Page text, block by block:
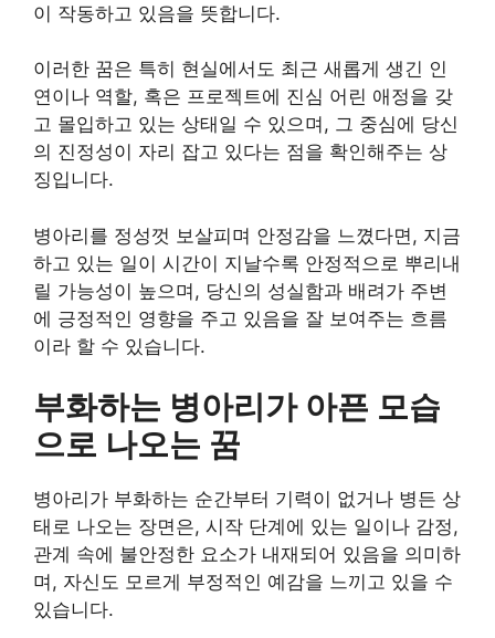
이 작동하고 있음을 뜻합니다.
이러한 꿈은 특히 현실에서도 최근 새롭게 생긴 인
연이나 역할, 혹은 프로젝트에 진심 어린 애정을 갖
고 몰입하고 있는 상태일 수 있으며, 그 중심에 당신
의 진정성이 자리 잡고 있다는 점을 확인해주는 상
징입니다.
병아리를 정성껏 보살피며 안정감을 느꼈다면, 지금
하고 있는 일이 시간이 지날수록 안정적으로 뿌리내
릴 가능성이 높으며, 당신의 성실함과 배려가 주변
에 긍정적인 영향을 주고 있음을 잘 보여주는 흐름
이라 할 수 있습니다.
부화하는 병아리가 아픈 모습
으로 나오는 꿈
병아리가 부화하는 순간부터 기력이 없거나 병든 상
태로 나오는 장면은, 시작 단계에 있는 일이나 감정,
관계 속에 불안정한 요소가 내재되어 있음을 의미하
며, 자신도 모르게 부정적인 예감을 느끼고 있을 수
있습니다.